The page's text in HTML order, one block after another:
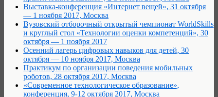
Выставка-конференция «Интернет вещей», 31 октября
— 1 ноября 2017, Москва
Вузовский отборочный открытый чемпионат WorldSkills
и круглый стол «Технологии оценки компетенций», 30
октября — 1 ноября 2017
Осенний лагерь цифровых навыков для детей, 30
октября — 10 ноября 2017, Москва
Практикум по организации поведения мобильных
роботов, 28 октября 2017, Москва
«Современное технологическое образование»,
конференция, 9-12 октября 2017, Москва